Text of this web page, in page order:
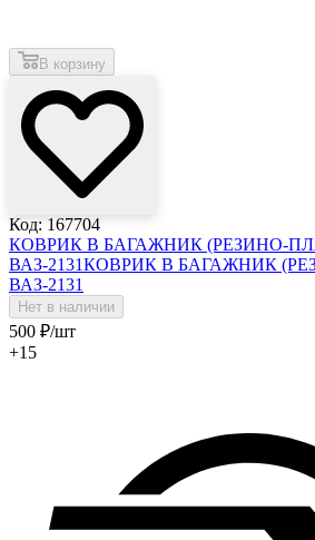
В корзину
Код: 167704
КОВРИК В БАГАЖНИК (РЕЗИНО-
ВАЗ-2131КОВРИК В БАГАЖНИК
ВАЗ-2131
Нет в наличии
500 ₽/шт
+15